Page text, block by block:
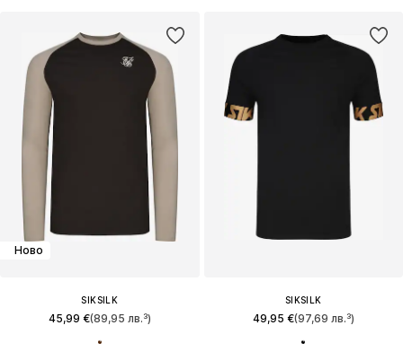
Ново
SIKSILK
45,99 €(89,95 лв.³)
SIKSILK
49,95 €(97,69 лв.³)